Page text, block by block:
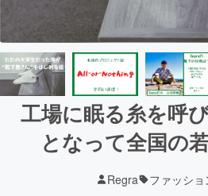
工場に眠る糸を呼
となって全国の
Regra ファッショ